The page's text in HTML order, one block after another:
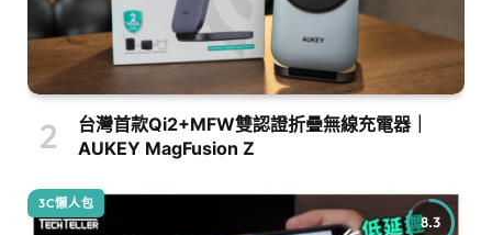
台灣首款Qi2+MFW雙認證折疊無線充電器｜
AUKEY MagFusion Z
8.3
3C懶人包